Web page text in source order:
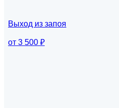
Выход из запоя
от 3 500 ₽